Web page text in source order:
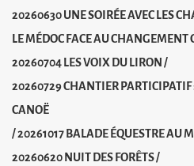
20260630 UNE SOIRÉE AVEC LES
LE MÉDOC FACE AU CHANGEMENT
20260704 LES VOIX DU LIRON/
20260729 CHANTIER PARTICIPATIF
CANOË
/20261017 BALADE ÉQUESTRE AU
20260620 NUIT DES FORÊTS/